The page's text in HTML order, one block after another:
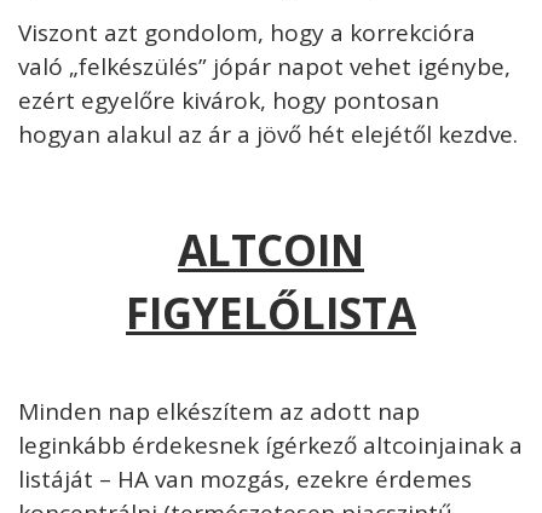
Viszont azt gondolom, hogy a korrekcióra
való „felkészülés” jópár napot vehet igénybe,
ezért egyelőre kivárok, hogy pontosan
hogyan alakul az ár a jövő hét elejétől kezdve.
ALTCOIN
FIGYELŐLISTA
Minden nap elkészítem az adott nap
leginkább érdekesnek ígérkező altcoinjainak a
listáját – HA van mozgás, ezekre érdemes